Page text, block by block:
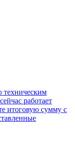
работает
итоговую сумму с